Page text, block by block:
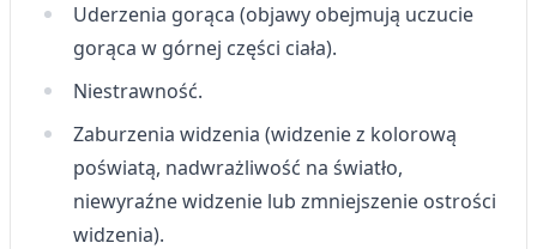
Uderzenia gorąca (objawy obejmują uczucie
gorąca w górnej części ciała).
Niestrawność.
Zaburzenia widzenia (widzenie z kolorową
poświatą, nadwrażliwość na światło,
niewyraźne widzenie lub zmniejszenie ostrości
widzenia).